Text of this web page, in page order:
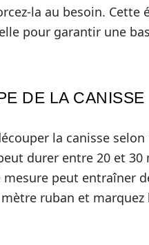
la au besoin. Cette
pour garantir une
DE LA CANISSE
la canisse
durer entre 20 et
peut entraîner
ruban et